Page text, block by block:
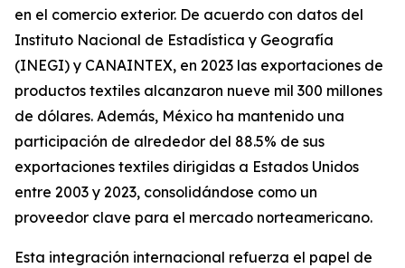
en el comercio exterior. De acuerdo con datos del
Instituto Nacional de Estadística y Geografía
(INEGI) y CANAINTEX, en 2023 las exportaciones de
productos textiles alcanzaron nueve mil 300 millones
de dólares. Además, México ha mantenido una
participación de alrededor del 88.5% de sus
exportaciones textiles dirigidas a Estados Unidos
entre 2003 y 2023, consolidándose como un
proveedor clave para el mercado norteamericano.
Esta integración internacional refuerza el papel de